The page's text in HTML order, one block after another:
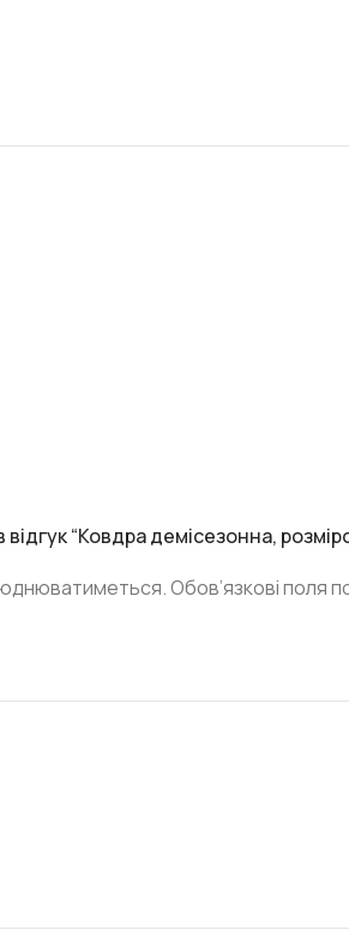
“Ковдра демісезонна,
Обов’язкові поля